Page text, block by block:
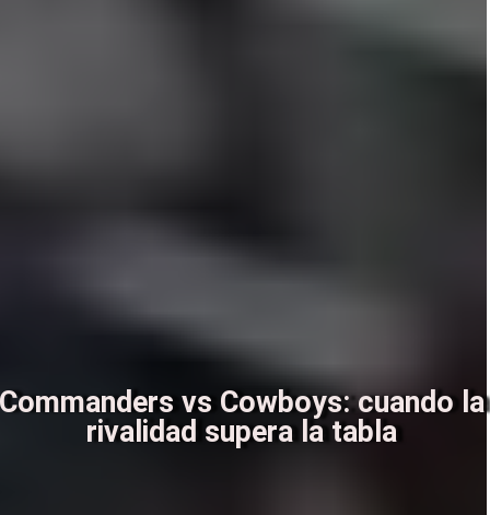
Commanders vs Cowboys: cuando la
rivalidad supera la tabla